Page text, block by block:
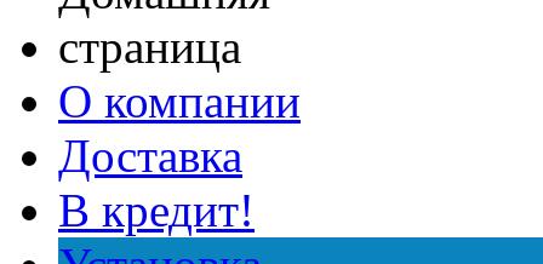
О компании
Доставка
В кредит!